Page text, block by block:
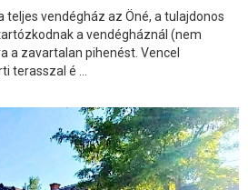
teljes vendégház az Öné, a tulajdonos
a vendégháznál (nem
a zavartalan pihenést. Vencel
terasszal é ...